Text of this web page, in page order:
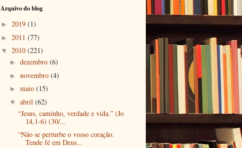
Arquivo do blog
► 2019 (1)
► 2011 (77)
▼ 2010 (221)
► dezembro (6)
► novembro (4)
► maio (15)
▼ abril (62)
“Jesus, caminho, verdade e vida.” (Jo
14,1-6) (30/...
“Não se perturbe o vosso coração.
Tende fé em Deus...